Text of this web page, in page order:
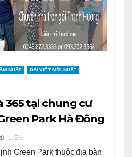
NHẤT BÀI VIẾT MỚI NHẤT
365 tại chung cư
Park Hà Đông
LIÊN
Green Park thuộc địa bàn